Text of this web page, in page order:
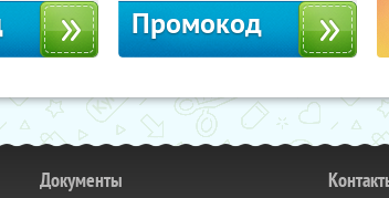
Промокод
Документы